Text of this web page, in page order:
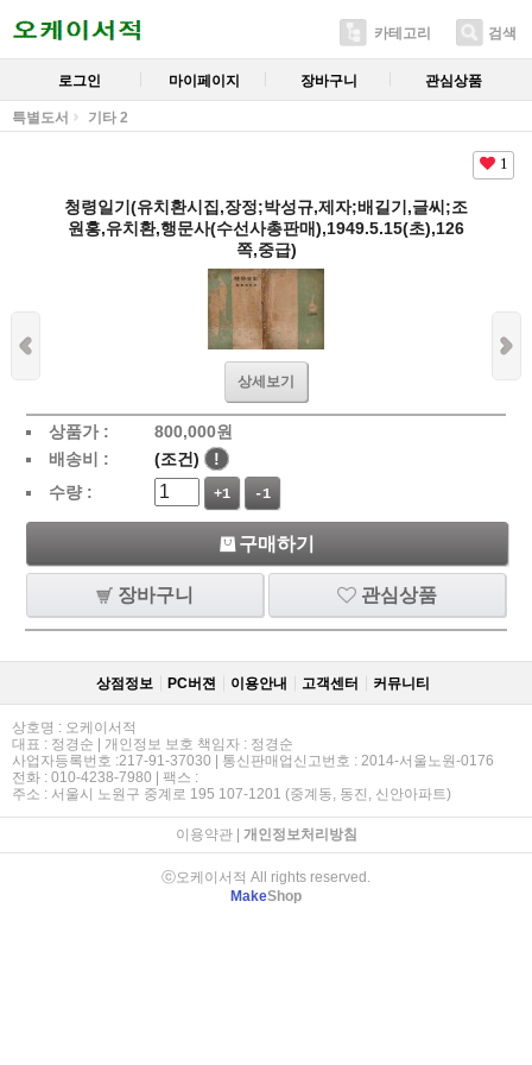
카테고리 검색
로그인 마이페이지 장바구니 관심상품
특별도서 기타 2
1
청령일기(유치환시집,장정;박성규,제자;배길기,글씨;조
원홍,유치환,행문사(수선사총판매),1949.5.15(초),126
쪽,중급)
상세보기
상품가 : 800,000원
배송비 :
(조건)
!
수량 :
+1 -1
구매하기
장바구니 관심상품
상점정보 PC버젼 이용안내 고객센터 커뮤니티
상호명 : 오케이서적
대표 : 정경순 | 개인정보 보호 책임자 : 정경순
사업자등록번호 :217-91-37030 | 통신판매업신고번호 : 2014-서울노원-0176
전화 : 010-4238-7980 | 팩스 :
주소 : 서울시 노원구 중계로 195 107-1201 (중계동, 동진, 신안아파트)
이용약관| 개인정보처리방침
ⓒ오케이서적 All rights reserved.
MakeShop